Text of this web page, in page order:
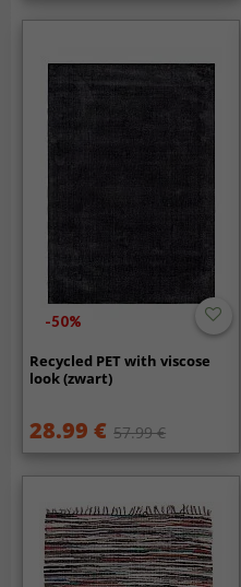
-50%
Recycled PET with viscose
look (zwart)
28.99 € 57.99 €